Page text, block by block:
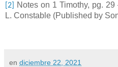
[2] Notes on 1 Timothy, pg.
L. Constable (Published by
en diciembre 22, 2021